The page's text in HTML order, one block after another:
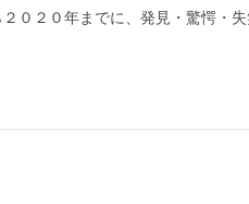
０２０年までに、発見・驚愕・